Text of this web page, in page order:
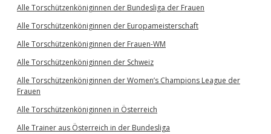
Alle Torschützenköniginnen der Bundesliga der Frauen
Alle Torschützenköniginnen der Europameisterschaft
Alle Torschützenköniginnen der Frauen-WM
Alle Torschützenköniginnen der Schweiz
Alle Torschützenköniginnen der Women’s Champions League der
Frauen
Alle Torschützenköniginnen in Österreich
Alle Trainer aus Österreich in der Bundesliga